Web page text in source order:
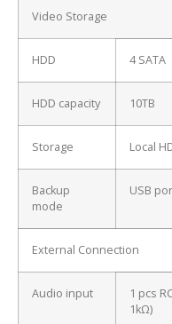
Video Storage
HDD 4 SATA
HDD capacity 10TB
Storage Local
Backup
mode
USB
External Connection
Audio input
1 pcs
1kΩ)